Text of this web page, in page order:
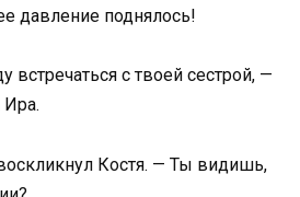
давление поднялось!
встречаться с твоей сестрой, —
Ира.
Костя. — Ты видишь,